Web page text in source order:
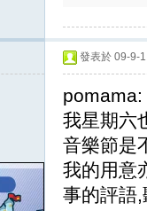
發表於 09-9-
pomama:
我星期六
音樂節是
我的用意
事的評語